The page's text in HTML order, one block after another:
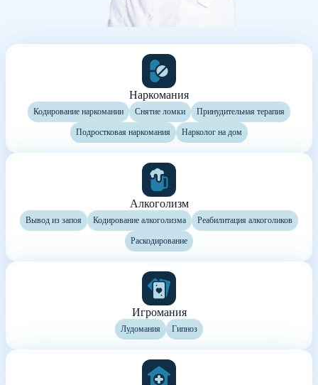
Наркомания
Кодирование наркомании Снятие ломки Принудительная терапия
Подростковая наркомания Нарколог на дом
Алкоголизм
Вывод из запоя Кодирование алкоголизма Реабилитация алкоголиков
Раскодирование
Игромания
Лудомания Гипноз